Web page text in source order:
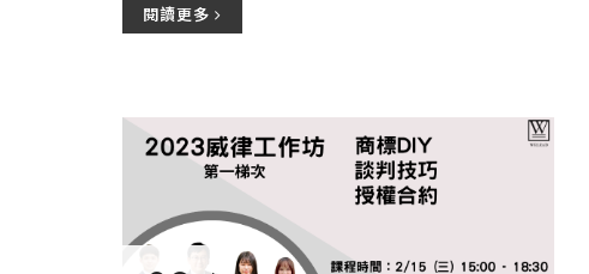
閱讀更多